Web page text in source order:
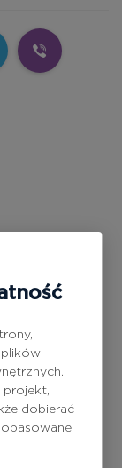
projekt,
dobierać